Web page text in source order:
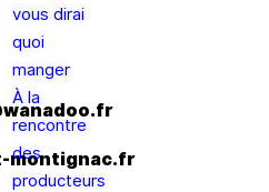
vous dirai
quoi
manger
À la
rencontre
des
producteurs
montignac.fr